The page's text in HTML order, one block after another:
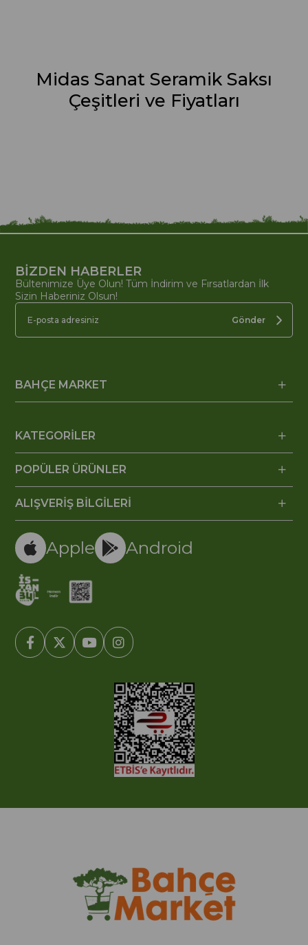
Midas Sanat Seramik Saksı
Çeşitleri ve Fiyatları
BİZDEN HABERLER
Bültenimize Üye Olun! Tüm İndirim ve Fırsatlardan İlk
Sizin Haberiniz Olsun!
Gönder
BAHÇE MARKET
KATEGORİLER
POPÜLER ÜRÜNLER
ALIŞVERİŞ BİLGİLERİ
Apple Android